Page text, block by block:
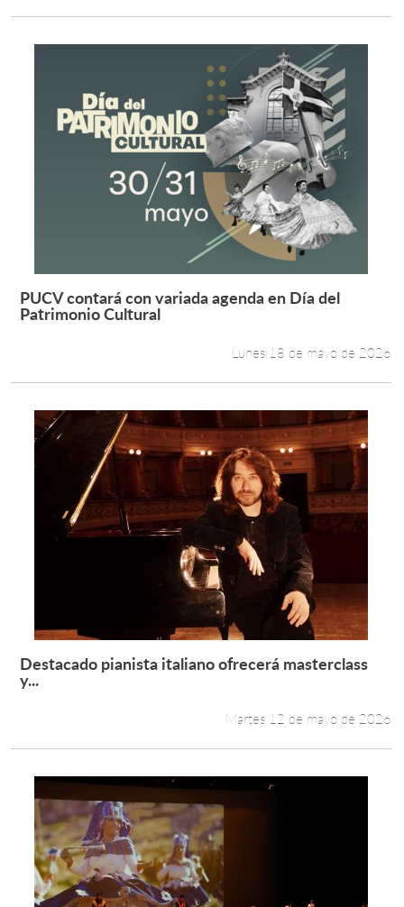
Leer más +
PUCV contará con variada agenda en Día del
Patrimonio Cultural
Lunes 18 de mayo de 2026
Leer más +
Destacado pianista italiano ofrecerá masterclass
y...
Martes 12 de mayo de 2026